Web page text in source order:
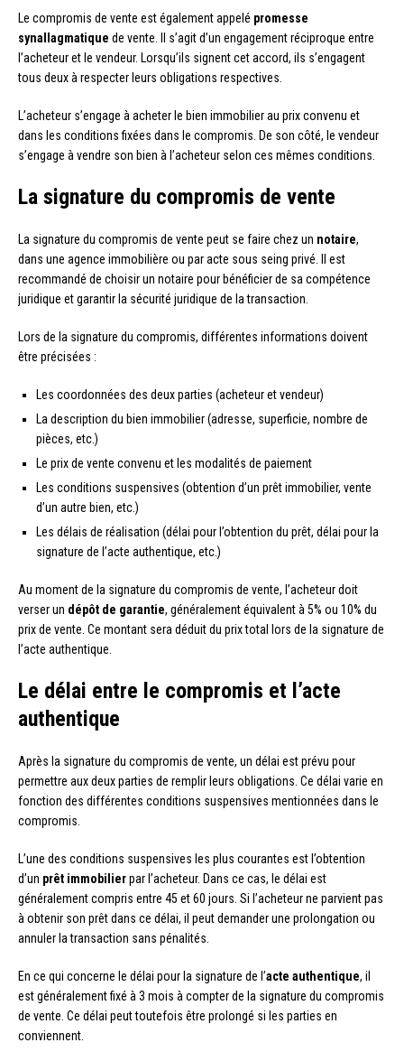
Le compromis de vente est également appelé promesse
synallagmatique de vente. Il s’agit d’un engagement réciproque entre
l’acheteur et le vendeur. Lorsqu’ils signent cet accord, ils s’engagent
tous deux à respecter leurs obligations respectives.
L’acheteur s’engage à acheter le bien immobilier au prix convenu et
dans les conditions fixées dans le compromis. De son côté, le vendeur
s’engage à vendre son bien à l’acheteur selon ces mêmes conditions.
La signature du compromis de vente
La signature du compromis de vente peut se faire chez un notaire,
dans une agence immobilière ou par acte sous seing privé. Il est
recommandé de choisir un notaire pour bénéficier de sa compétence
juridique et garantir la sécurité juridique de la transaction.
Lors de la signature du compromis, différentes informations doivent
être précisées :
Les coordonnées des deux parties (acheteur et vendeur)
La description du bien immobilier (adresse, superficie, nombre de
pièces, etc.)
Le prix de vente convenu et les modalités de paiement
Les conditions suspensives (obtention d’un prêt immobilier, vente
d’un autre bien, etc.)
Les délais de réalisation (délai pour l’obtention du prêt, délai pour la
signature de l’acte authentique, etc.)
Au moment de la signature du compromis de vente, l’acheteur doit
verser un dépôt de garantie, généralement équivalent à 5% ou 10% du
prix de vente. Ce montant sera déduit du prix total lors de la signature de
l’acte authentique.
Le délai entre le compromis et l’acte
authentique
Après la signature du compromis de vente, un délai est prévu pour
permettre aux deux parties de remplir leurs obligations. Ce délai varie en
fonction des différentes conditions suspensives mentionnées dans le
compromis.
L’une des conditions suspensives les plus courantes est l’obtention
d’un prêt immobilierpar l’acheteur. Dans ce cas, le délai est
généralement compris entre 45 et 60 jours. Si l’acheteur ne parvient pas
à obtenir son prêt dans ce délai, il peut demander une prolongation ou
annuler la transaction sans pénalités.
En ce qui concerne le délai pour la signature de l’acte authentique, il
est généralement fixé à 3 mois à compter de la signature du compromis
de vente. Ce délai peut toutefois être prolongé si les parties en
conviennent.